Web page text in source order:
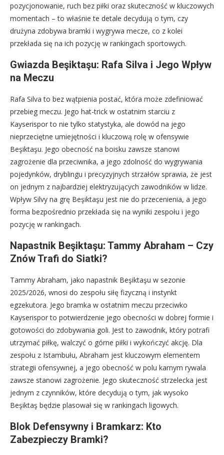
pozycjonowanie, ruch bez piłki oraz skuteczność w kluczowych
momentach – to właśnie te detale decydują o tym, czy
drużyna zdobywa bramki i wygrywa mecze, co z kolei
przekłada się na ich pozycję w rankingach sportowych.
Gwiazda Beşiktaşu: Rafa Silva i Jego Wpływ
na Meczu
Rafa Silva to bez wątpienia postać, która może zdefiniować
przebieg meczu. Jego hat-trick w ostatnim starciu z
Kayserispor to nie tylko statystyka, ale dowód na jego
nieprzeciętne umiejętności i kluczową rolę w ofensywie
Beşiktaşu. Jego obecność na boisku zawsze stanowi
zagrożenie dla przeciwnika, a jego zdolność do wygrywania
pojedynków, dryblingu i precyzyjnych strzałów sprawia, że jest
on jednym z najbardziej elektryzujących zawodników w lidze.
Wpływ Silvy na grę Beşiktaşu jest nie do przecenienia, a jego
forma bezpośrednio przekłada się na wyniki zespołu i jego
pozycję w rankingach.
Napastnik Beşiktaşu: Tammy Abraham – Czy
Znów Trafi do Siatki?
Tammy Abraham, jako napastnik Beşiktaşu w sezonie
2025/2026, wnosi do zespołu siłę fizyczną i instynkt
egzekutora. Jego bramka w ostatnim meczu przeciwko
Kayserispor to potwierdzenie jego obecności w dobrej formie i
gotowości do zdobywania goli. Jest to zawodnik, który potrafi
utrzymać piłkę, walczyć o górne piłki i wykończyć akcję. Dla
zespołu z Istambułu, Abraham jest kluczowym elementem
strategii ofensywnej, a jego obecność w polu karnym rywala
zawsze stanowi zagrożenie. Jego skuteczność strzelecka jest
jednym z czynników, które decydują o tym, jak wysoko
Beşiktaş będzie plasował się w rankingach ligowych.
Blok Defensywny i Bramkarz: Kto
Zabezpieczy Bramki?